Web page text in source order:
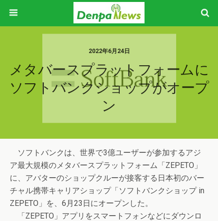
2022年6月24日
メタバースプラットフォームに
ソフトバンクショップがオープ
ン
ソフトバンクは、世界で3億ユーザーが参加するアジ
ア最大規模のメタバースプラットフォーム「ZEPETO」
に、アバターのショップクルーが接客する日本初のバー
チャル携帯キャリアショップ「ソフトバンクショップ in
ZEPETO」を、6月23日にオープンした。
「ZEPETO」アプリをスマートフォンなどにダウンロ